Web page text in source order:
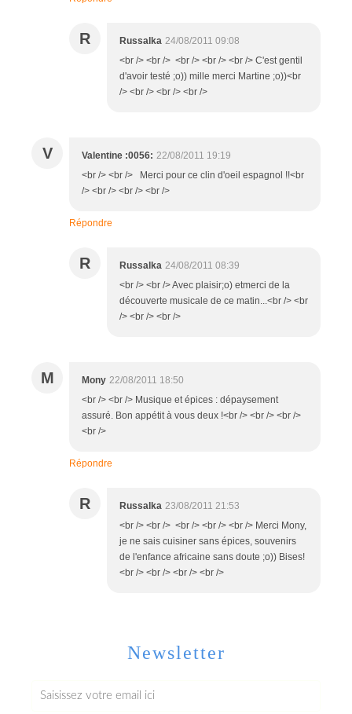
R Russalka 24/08/2011 09:08
<br /> <br /> <br /> <br /> <br /> C'est gentil
d'avoir testé ;o)) mille merci Martine ;o))<br
/> <br /> <br /> <br />
V Valentine :0056: 22/08/2011 19:19
<br /> <br /> Merci pour ce clin d'oeil espagnol !!<br
/> <br /> <br /> <br />
Répondre
R Russalka 24/08/2011 08:39
<br /> <br /> Avec plaisir;o) etmerci de la
découverte musicale de ce matin...<br /> <br
/> <br /> <br />
M Mony 22/08/2011 18:50
<br /> <br /> Musique et épices : dépaysement
assuré. Bon appétit à vous deux !<br /> <br /> <br />
<br />
Répondre
R Russalka 23/08/2011 21:53
<br /> <br /> <br /> <br /> <br /> Merci Mony,
je ne sais cuisiner sans épices, souvenirs
de l'enfance africaine sans doute ;o)) Bises!
<br /> <br /> <br /> <br />
Newsletter